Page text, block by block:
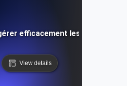
efficacement les conteneurs
View details